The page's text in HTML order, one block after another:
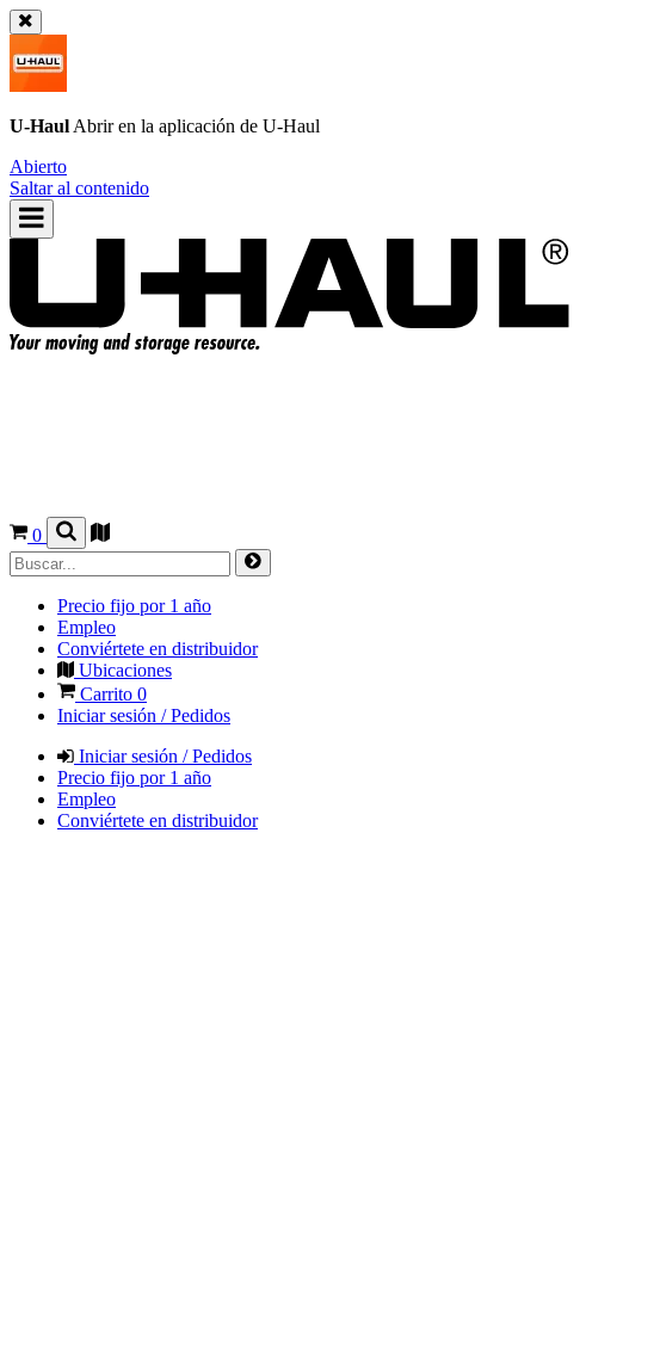
U-Haul Abrir en la aplicación de U-Haul
Abierto
Saltar al contenido
0
Precio fijo por 1 año
Empleo
Conviértete en distribuidor
Ubicaciones
Carrito 0
Iniciar sesión / Pedidos
Iniciar sesión / Pedidos
Precio fijo por 1 año
Empleo
Conviértete en distribuidor